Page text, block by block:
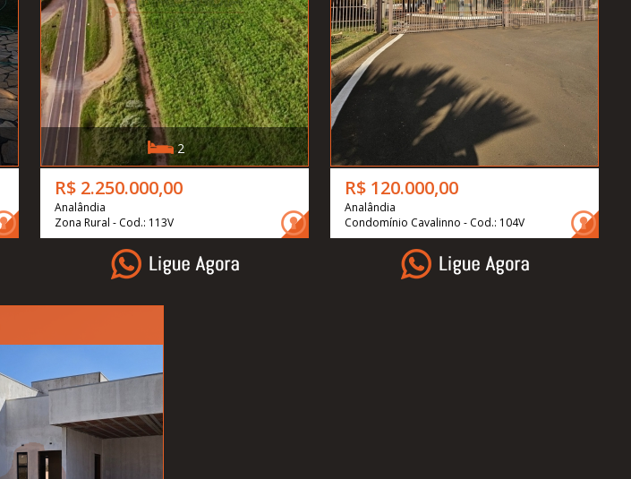
2
R$ 2.250.000,00
Analândia
Zona Rural - Cod.: 113V
R$ 120.000,00
Analândia
Condomínio Cavalinno - Cod.: 104V